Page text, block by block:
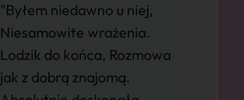
"Byłem niedawno u niej,
Niesamowite wrażenia.
Lodzik do końca, Rozmowa
jak z dobrą znajomą.